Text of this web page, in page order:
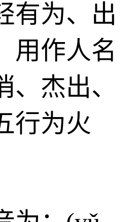
有为、出
用作人名
、杰出、
行为火